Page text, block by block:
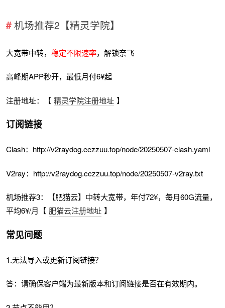
机场推荐2【精灵学院】
大宽带中转，稳定不限速率，解锁奈飞
高峰期APP秒开，最低月付6¥起
注册地址：【 精灵学院注册地址 】
订阅链接
Clash：http://v2raydog.cczzuu.top/node/20250507-clash.yaml
V2ray：http://v2raydog.cczzuu.top/node/20250507-v2ray.txt
机场推荐3：【肥猫云】中转大宽带，年付72¥，每月60G流量，
平均6¥/月【 肥猫云注册地址 】
常见问题
1.无法导入或更新订阅链接？
答：请确保客户端为最新版本和订阅链接是否在有效期内。